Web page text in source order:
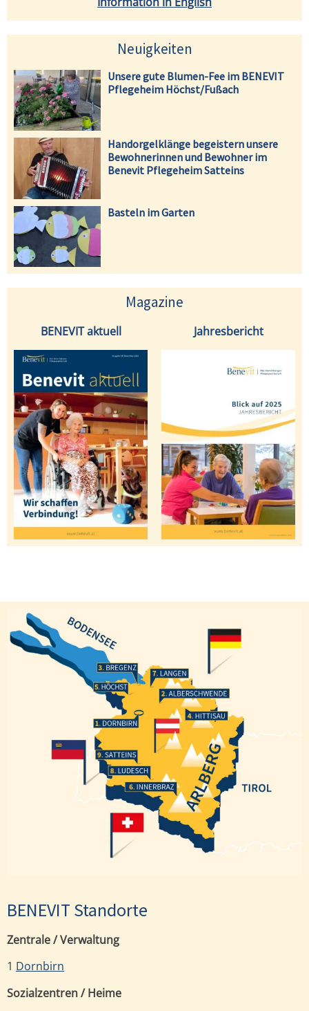
Neuigkeiten
Unsere gute Blumen-Fee im BENEVIT
Pflegeheim Höchst/Fußach
Handorgelklänge begeistern unsere
Bewohnerinnen und Bewohner im
Benevit Pflegeheim Satteins
Basteln im Garten
Magazine
BENEVIT aktuell Jahresbericht
Dornbirn
Bregenz
Langen
Ludesch
Innerbraz
Alberschwende
Höchst
BENEVIT Standorte
Zentrale / Verwaltung
1 Dornbirn
Sozialzentren / Heime